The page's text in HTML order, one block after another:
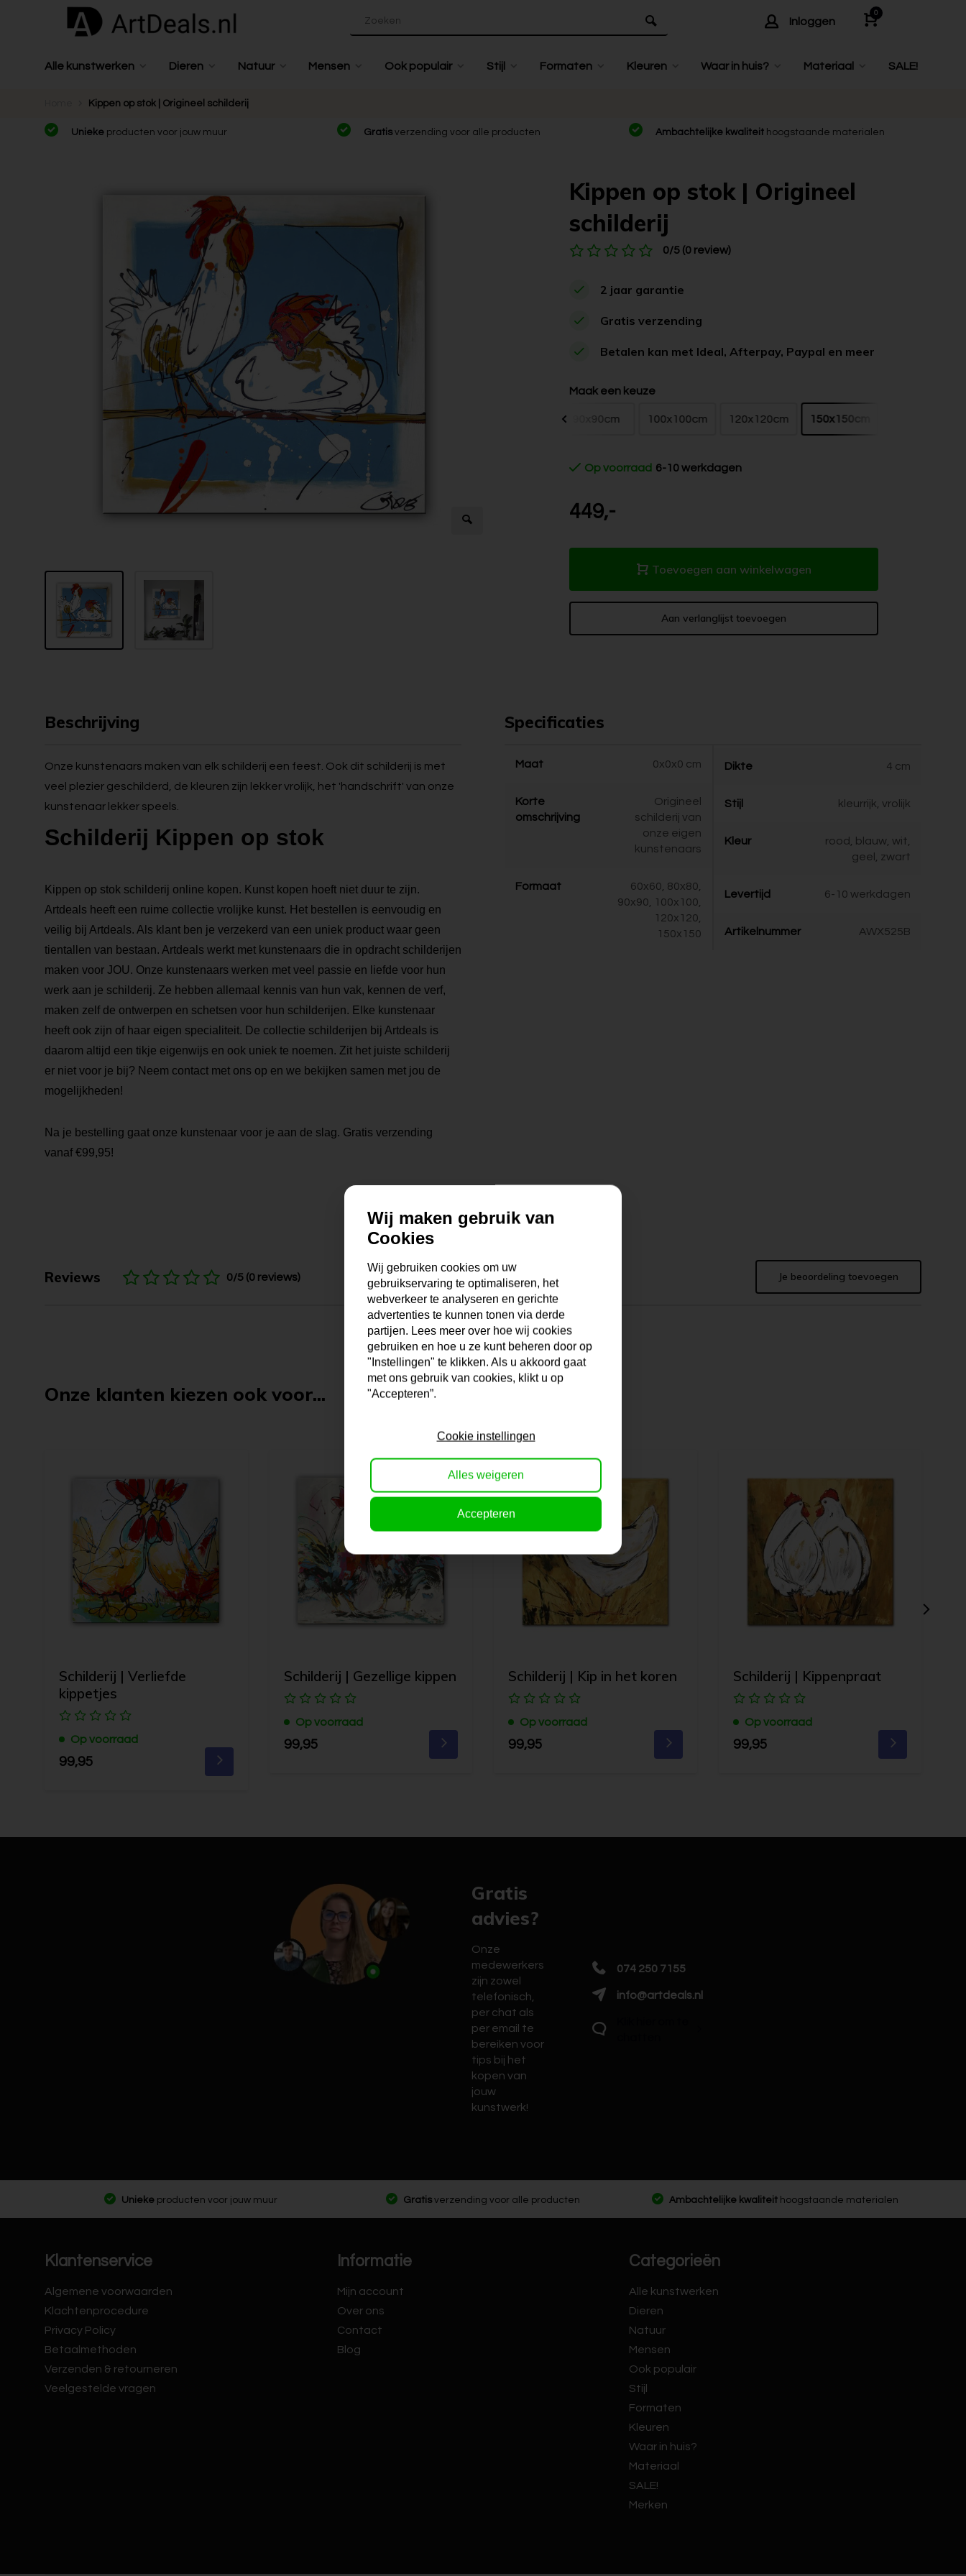
Inloggen
0
Alle kunstwerken Dieren Natuur Mensen Ook populair Stijl Formaten Kleuren Waar in huis? Materiaal SALE!
Kippen op stok | Origineel schilderij
Unieke producten voor jouw muur Gratisverzending voor alle producten Ambachtelijke kwaliteit hoogstaande materialen
Kippen op stok | Origineel
schilderij
0/5 (0 review)
2 jaar garantie
Gratis verzending
Betalen kan met Ideal, Afterpay, Paypal en meer
Maak een keuze
60x60cm 90x90cm 100x100cm 120x120cm 150x150cm
Op voorraad 6-10 werkdagen
449,-
Toevoegen aan winkelwagen
Aan verlanglijst toevoegen
Beschrijving
Onze kunstenaars maken van elk schilderij een feest. Ook dit schilderij is met
veel plezier geschilderd, de kleuren zijn lekker vrolijk, het 'handschrift' van onze
kunstenaar lekker speels.
Schilderij Kippen op stok
Kippen op stok schilderij online kopen. Kunst kopen hoeft niet duur te zijn.
Artdeals heeft een ruime collectie vrolijke kunst. Het bestellen is eenvoudig en
veilig bij Artdeals. Als klant ben je verzekerd van een uniek product waar geen
tientallen van bestaan. Artdeals werkt met kunstenaars die in opdracht schilderijen
maken voor JOU. Onze kunstenaars werken met veel passie en liefde voor hun
werk aan je schilderij. Ze hebben allemaal kennis van hun vak, kennen de verf,
maken zelf de ontwerpen en schetsen voor hun schilderijen. Elke kunstenaar
heeft ook zijn of haar eigen specialiteit. De collectie schilderijen bij Artdeals is
daarom altijd een tikje eigenwijs en ook uniek te noemen. Zit het juiste schilderij
er niet voor je bij? Neem contact met ons op en we bekijken samen met jou de
mogelijkheden!
Na je bestelling gaat onze kunstenaar voor je aan de slag. Gratis verzending
vanaf €99,95!
Specificaties
Maat 0x0x0 cm
Korte
omschrijving
Origineel
schilderij van
onze eigen
kunstenaars
Formaat
60x60, 80x80,
90x90, 100x100,
120x120,
150x150
Dikte 4 cm
Stijl kleurrijk, vrolijk
Kleur
rood, blauw, wit,
geel, zwart
Levertijd 6-10 werkdagen
Artikelnummer AWX525B
Reviews 0/5 (0 reviews) Je beoordeling toevoegen
Onze klanten kiezen ook voor...
Schilderij | Verliefde
kippetjes
Op voorraad
99,95
Schilderij | Gezellige kippen
Op voorraad
99,95
Schilderij | Kip in het koren
Op voorraad
99,95
Schilderij | Kippenpraat
Op voorraad
99,95
Gratis
advies?
Onze
medewerkers
zijn zowel
telefonisch,
per chat als
per email te
bereiken voor
tips bij het
kopen van
jouw
kunstwerk!
074 250 7155
info@artdeals.nl
Unieke producten voor jouw muur Gratis verzending voor alle producten Ambachtelijke kwaliteit hoogstaande materialen
Klantenservice
Algemene voorwaarden
Klachtenprocedure
Privacy Policy
Betaalmethoden
Verzenden & retourneren
Veelgestelde vragen
Informatie
Mijn account
Over ons
Contact
Blog
Categorieën
Alle kunstwerken
Dieren
Natuur
Mensen
Ook populair
Stijl
Formaten
Kleuren
Waar in huis?
Materiaal
SALE!
Merken
Wij maken gebruik van
Cookies
Wij gebruiken cookies om uw
gebruikservaring te optimaliseren, het
webverkeer te analyseren en gerichte
advertenties te kunnen tonen via derde
partijen. Lees meer over hoe wij cookies
gebruiken en hoe u ze kunt beheren door op
"Instellingen" te klikken. Als u akkoord gaat
met ons gebruik van cookies, klikt u op
"Accepteren”.
Cookie instellingen
Alles weigeren
Accepteren